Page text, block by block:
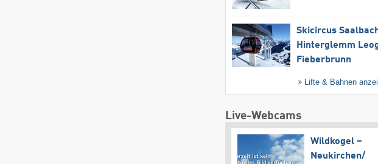
Skicircus
Hinterglemm
Fieberbrunn
Lifte & Bahnen
Live-Webcams
Wildkogel –
Neukirchen/​